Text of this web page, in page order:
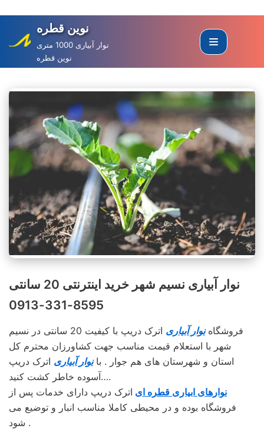
to
content
نوین قطره
نوار آبیاری 1000 متری
نوین قطره
نوار آبیاری نسیم‌ شهر خرید اینترنتی 20 سانتی
8595-331-0913
فروشگاهنوار آبیاری
اترک دریپ با کیفیت 20 سانتی در نسیم‌
شهر با استعلام قیمت مناسب جهت کشاورزان محترم کل
استان و شهرستان های هم جوار . بانوار آبیاری اترک دریپ
آسوده خاطر کشت کنید….
نوارهای ابیاری قطره ای اترک دریپ دارای خدمات پس از
فروشگاه بوده و در محیطی کاملا مناسب انبار و توضیع می
شود .